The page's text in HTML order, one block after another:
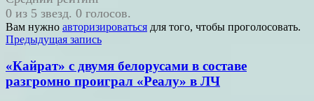
0 из 5 звезд. 0 голосов.
Вам нужно авторизироваться для того, чтобы проголосовать.
Навигация
по
записям
Предыдущая запись
«Кайрат» с двумя белорусами в составе
разгромно проиграл «Реалу» в ЛЧ